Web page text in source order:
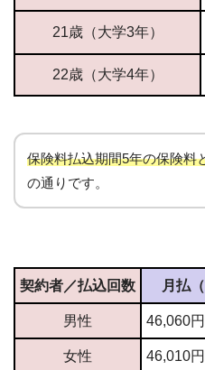
21歳（大学3年）
22歳（大学4年）
保険料払込期間5年の保険料
の通りです。
契約者／払込回数 月払
男性 46,060
女性 46,010